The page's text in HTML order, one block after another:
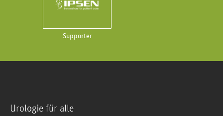
Supporter
Urologie für alle